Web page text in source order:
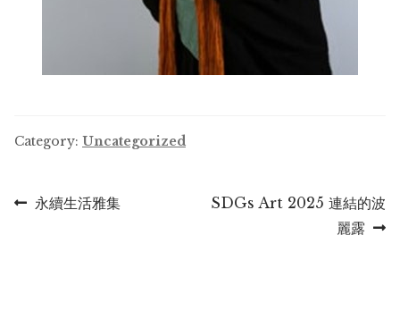
Category: Uncategorized
Post
Previous
永續生活雅集
Next
SDGs Art 2025 連結的波
麗露